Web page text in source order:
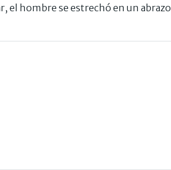
el hombre se estrechó en un abrazo